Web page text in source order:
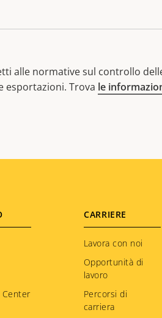
alle normative sul controllo
esportazioni. Trova le
Center
CARRIERE
Lavora con noi
Opportunità di
lavoro
Percorsi di
carriera